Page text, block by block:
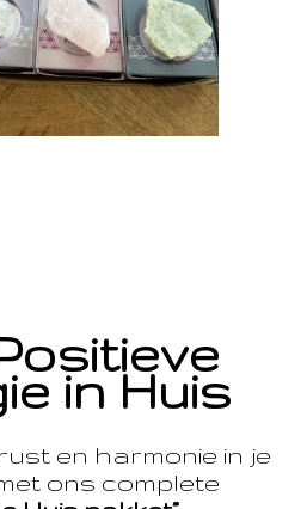
in Huis
en harmonie in je
ons complete